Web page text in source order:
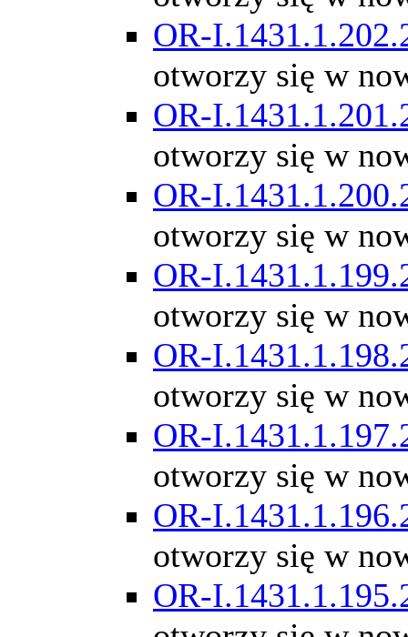
OR-
otworzy się w
OR-
otworzy się w
OR-
otworzy się w
OR-
otworzy się w
OR-
otworzy się w
OR-
otworzy się w
OR-
otworzy się w
OR-